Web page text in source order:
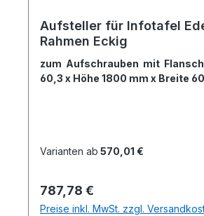
Aufsteller für Infotafel
Rahmen Eckig
zum Aufschrauben mit Flansch
60,3 x Höhe 1800 mm x Breite
Varianten ab 570,01 €
Regulärer Preis:
787,78 €
Preise inkl. MwSt. zzgl.